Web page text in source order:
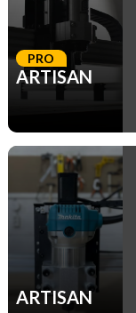
ARTISAN
PRO
ARTISAN